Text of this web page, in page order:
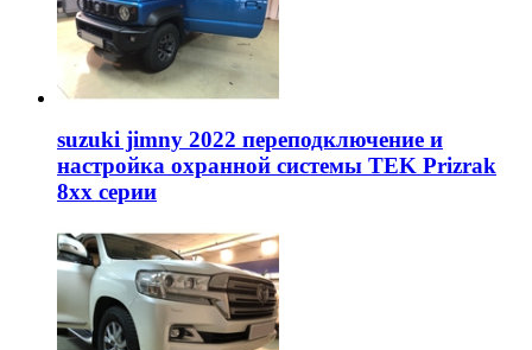
suzuki jimny 2022 переподключение и
настройка охранной системы TEK Prizrak
8xx серии